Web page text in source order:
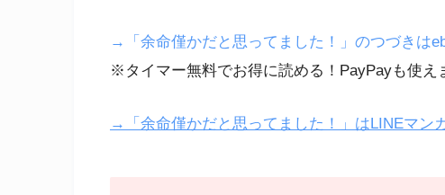
→「余命僅かだと思ってました！」のつづきは
※タイマー無料でお得に読める！PayPayも使え
→「余命僅かだと思ってました！」はLINEマン